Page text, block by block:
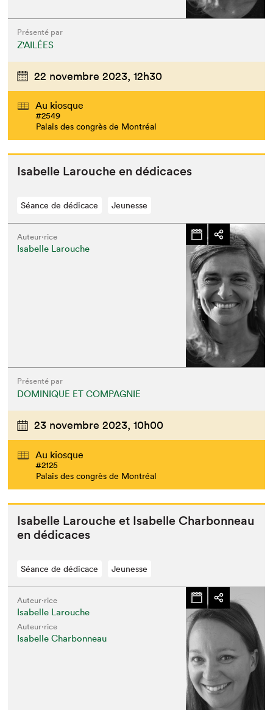
Présenté par
Z'AILÉES
22 novembre 2023, 12h30
Au kiosque
#2549
Palais des congrès de Montréal
Isabelle Larouche en dédicaces
Séance de dédicace Jeunesse
Auteur·rice
Isabelle Larouche
Présenté par
DOMINIQUE ET COMPAGNIE
23 novembre 2023, 10h00
Au kiosque
#2125
Palais des congrès de Montréal
Isabelle Larouche et Isabelle Char­bon­neau
en dédicaces
Séance de dédicace Jeunesse
Auteur·rice
Isabelle Larouche
Auteur·rice
Isabelle Charbonneau